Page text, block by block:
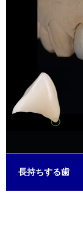
長持ちする歯